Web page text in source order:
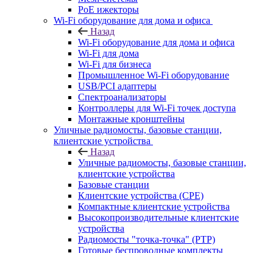
PoE ижекторы
Wi-Fi оборудование для дома и офиса
Назад
Wi-Fi оборудование для дома и офиса
Wi-Fi для дома
Wi-Fi для бизнеса
Промышленное Wi-Fi оборудование
USB/PCI адаптеры
Cпектроанализаторы
Контроллеры для Wi-Fi точек доступа
Монтажные кронштейны
Уличные радиомосты, базовые станции,
клиентские устройства
Назад
Уличные радиомосты, базовые станции,
клиентские устройства
Базовые станции
Клиентские устройства (CPE)
Компактные клиентские устройства
Высокопроизводительные клиентские
устройства
Радиомосты "точка-точка" (PTP)
Готовые беспроводные комплекты